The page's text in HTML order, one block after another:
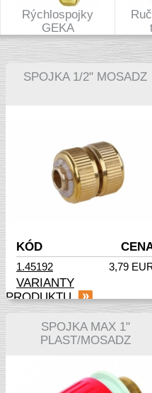
Rýchlospojky
GEKA
SPOJKA 1/2" MOSADZ
KÓD
1.45192 3,79
VARIANTY
PRODUKTU
SPOJKA MAX 1"
PLAST/MOSADZ